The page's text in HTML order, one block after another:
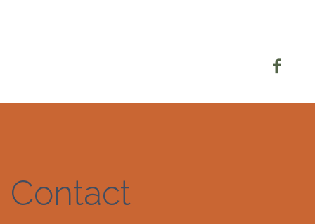
Contact